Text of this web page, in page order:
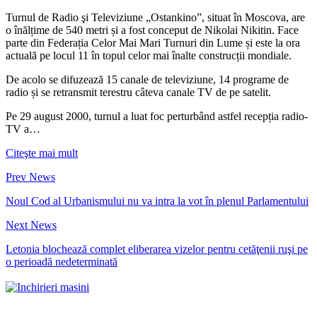
Turnul de Radio şi Televiziune „Ostankino”, situat în Moscova, are
o înălțime de 540 metri și a fost conceput de Nikolai Nikitin. Face
parte din Federația Celor Mai Mari Turnuri din Lume și este la ora
actuală pe locul 11 în topul celor mai înalte construcții mondiale.
De acolo se difuzează 15 canale de televiziune, 14 programe de
radio și se retransmit terestru câteva canale TV de pe satelit.
Pe 29 august 2000, turnul a luat foc perturbând astfel recepția radio-
TV a…
Citeşte mai mult
Prev News
Noul Cod al Urbanismului nu va intra la vot în plenul Parlamentului
Next News
Letonia blochează complet eliberarea vizelor pentru cetăţenii ruşi pe
o perioadă nedeterminată